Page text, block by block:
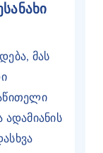
მას
ადამიანის